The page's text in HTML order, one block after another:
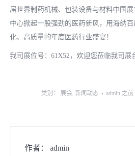
届世界制药机械、包装设备与材料中国
中心掀起一股强劲的医药新风，用海纳
化、高质量的年度医药行业盛宴！
我司展位号：61X52，欢迎您莅临我司展
类别： 展会, 新闻动态 admin之前
作者： admin